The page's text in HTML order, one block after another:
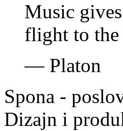
Music
flight to
—Platon
Spona -
Dizajn i